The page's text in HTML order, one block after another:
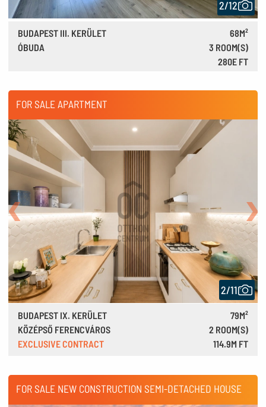
2/12
BUDAPEST III. KERÜLET
68M²
ÓBUDA
3 ROOM(S)
280E FT
FOR SALE APARTMENT
Back
2/11
BUDAPEST IX. KERÜLET
79M²
KÖZÉPSŐ FERENCVÁROS
2 ROOM(S)
EXCLUSIVE CONTRACT
114.9M FT
FOR SALE NEW CONSTRUCTION SEMI-DETACHED HOUSE